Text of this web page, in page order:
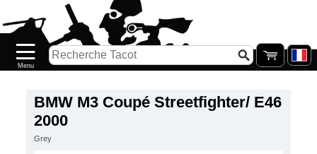
BMW M3 Coupé Streetfighter/ E46
2000
Grey
Nouveautés
Catalogue/Stock
PETITS